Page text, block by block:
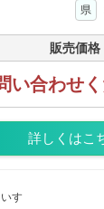
県
販売価格
い合わせく
詳しくはこ
いすゞ